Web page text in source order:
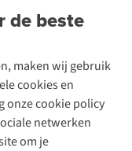
de beste
maken wij gebruik
cookies en
onze cookie policy
netwerken
om je